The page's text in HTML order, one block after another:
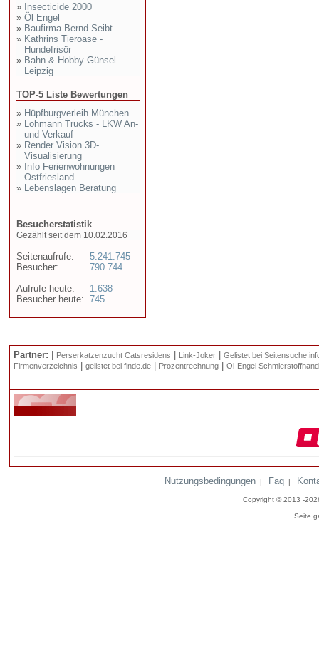
» Insecticide 2000
» Öl Engel
» Baufirma Bernd Seibt
» Kathrins Tieroase -
Hundefrisör
» Bahn & Hobby Günsel
Leipzig
TOP-5 Liste Bewertungen
» Hüpfburgverleih München
» Lohmann Trucks - LKW An-
und Verkauf
» Render Vision 3D-
Visualisierung
» Info Ferienwohnungen
Ostfriesland
» Lebenslagen Beratung
Besucherstatistik
Gezählt seit dem 10.02.2016
Seitenaufrufe:
Besucher:
Aufrufe heute:
Besucher heute:
5.241.745
790.744
1.638
745
Partner: Perserkatzenzucht Catsresidens Link-Joker
Gelistet bei
Firmenverzeichnis
gelistet bei finde.de Prozentrechnung Öl-Engel
Nutzungsbedingungen | Faq |
Copyright © 2013 -
Seite